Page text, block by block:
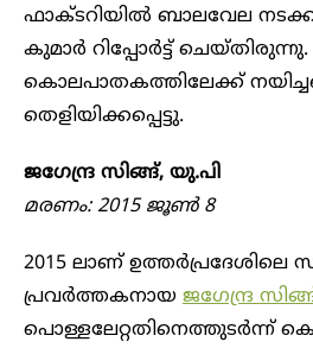
ഫാക്ടറിയിൽ ബാലവേല
കുമാർ റിപ്പോർട്ട്
കൊലപാതകത്തിലേക്ക്
തെളിയിക്കപ്പെട്ടു.
ജഗേന്ദ്ര സിങ്ങ്, യു.പി
മരണം: 2015 ജൂൺ 8
2015 ലാണ് ഉത്തർപ്രദേശിലെ
പ്രവർത്തകനായ ജഗേന്ദ്ര
പൊള്ളലേറ്റതിനെത്തുടർന്ന്